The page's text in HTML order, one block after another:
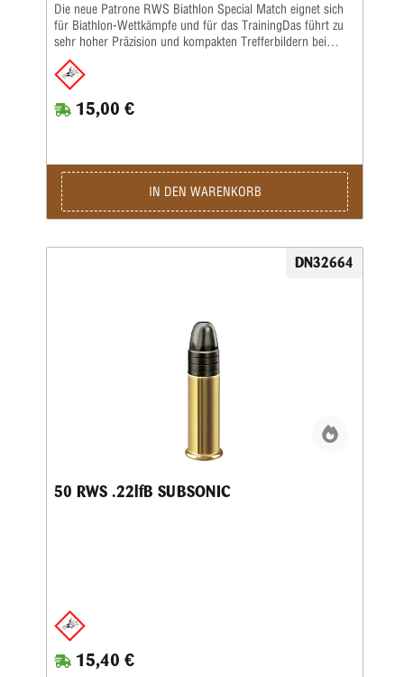
Die neue Patrone RWS Biathlon Special Match eignet sich
für Biathlon-Wettkämpfe und für das TrainingDas führt zu
sehr hoher Präzision und kompakten Trefferbildern bei
Temperaturen bis -20 °C. Um diesen Qualitätsstandard zu
erreichen, wurde die Patrone Biathlon Special Match mit
einem speziellen Kühlsystem entwickelt und getestet.
Dadurch wurden Bedingungen geschaffen, die denen der
Wettkämpfe ähneln. Die Patrone hat ein 2,6 g (40 gr)
ein bleifreies Anzündhütchen, das für eine zuverlässige
Zündung sorgt und Verschmutzungen in der Umgebung des
Schützen verhindert.Die wichtigsten Merkmale auf einen
Blick: Wettkampfqualität für Biathleten • Empfohlen für
Beständigkeit dank einzigartiger Produktionsverfahren •
Entwickelt mit Kühlsystemen für beste Ergebnisse bis -20
0,136 • Anwendungsgebiete: Training/ Wettkampf •
Geeignet für: Biathlon 50 m
15,00 €
IN DEN WARENKORB
DN32664
50 RWS .22lfB SUBSONIC
15,40 €